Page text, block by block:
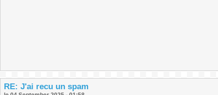
RE: J'ai recu un spam